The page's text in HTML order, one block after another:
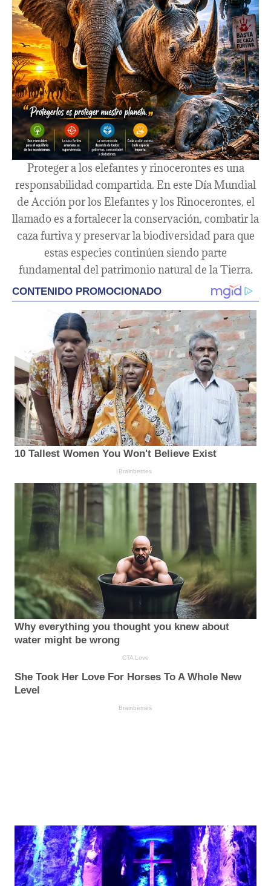
Proteger a los elefantes y rinocerontes es una
responsabilidad compartida. En este Día Mundial
de Acción por los Elefantes y los Rinocerontes, el
llamado es a fortalecer la conservación, combatir la
caza furtiva y preservar la biodiversidad para que
estas especies continúen siendo parte
fundamental del patrimonio natural de la Tierra.